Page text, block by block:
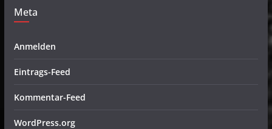
Meta
Anmelden
Eintrags-Feed
Kommentar-Feed
WordPress.org